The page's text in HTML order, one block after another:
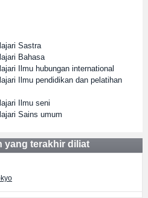
Sastra
Bahasa
Ilmu hubungan international
Ilmu pendidikan dan pelatihan
Ilmu seni
Sains umum
yang terakhir diliat